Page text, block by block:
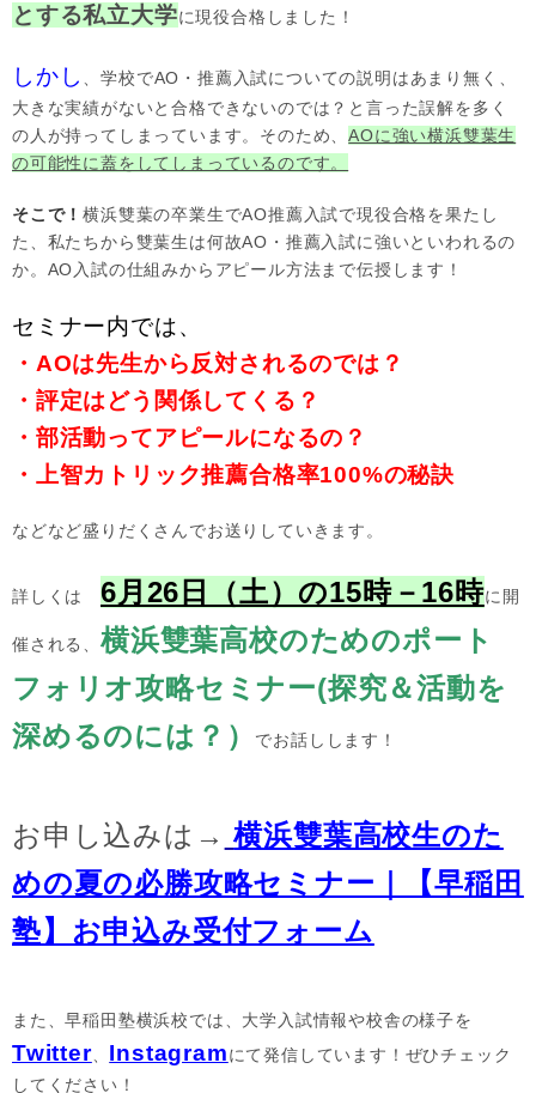
とする私立大学に現役合格しました！
しかし
、学校でAO・推薦入試についての説明はあまり無く、
大きな実績がないと合格できないのでは？と言った誤解を多く
の人が持ってしまっています。そのため、AOに強い横浜雙葉生
の可能性に蓋をしてしまっているのです。
そこで！横浜雙葉の卒業生でAO推薦入試で現役合格を果たし
た、私たちから雙葉生は何故AO・推薦入試に強いといわれるの
か。AO入試の仕組みからアピール方法まで伝授します！
セミナー内では、
・AOは先生から反対されるのでは？
・評定はどう関係してくる？
・部活動ってアピールになるの？
・上智カトリック推薦合格率100%の秘訣
などなど盛りだくさんでお送りしていきます。
詳しくは 6月26日（土）の15時－16時に開
催される、 横浜雙葉高校のためのポート
フォリオ攻略セミナー(探究＆活動を
深めるのには？）
でお話しします！
お申し込みは→ 横浜雙葉高校生のた
めの夏の必勝攻略セミナー｜【早稲田
塾】お申込み受付フォーム
また、早稲田塾横浜校では、大学入試情報や校舎の様子を
Twitter、 Instagramにて発信しています！ぜひチェック
してください！